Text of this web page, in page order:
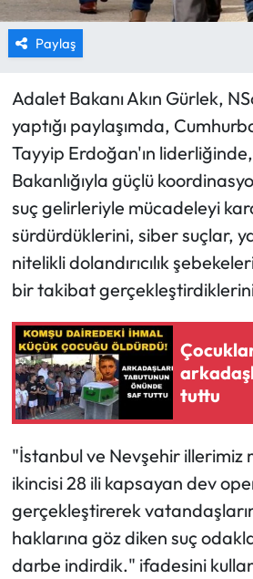
Paylaş
Adalet Bakanı Akın Gürlek,
yaptığı paylaşımda,
Tayyip Erdoğan'ın
Bakanlığıyla güçlü
suç gelirleriyle mücadeleyi
sürdürdüklerini, siber suçlar,
nitelikli dolandırıcılık
bir takibat
tuttu
"İstanbul ve Nevşehir illerimiz
ikincisi 28 ili kapsayan dev
gerçekleştirerek
haklarına göz diken suç
darbe indirdik." ifadesini
YAŞAM